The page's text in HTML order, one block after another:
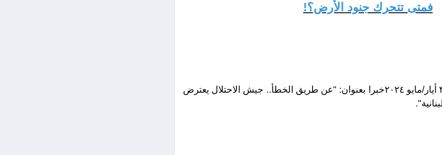
فمتى تتحرك جنود الأرض؟!
بتاريخ ٣٠ أيار/مايو ٢٠٢٤خبرا بعنوان: "عن طريق الخطأ.. جيش الاحتلال يعترض